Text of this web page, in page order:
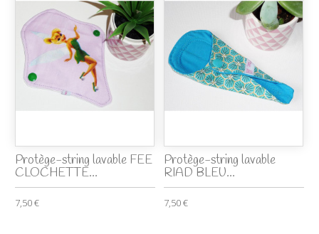
Protège-string lavable FEE
CLOCHETTE...
7,50 €
Protège-string lavable
RIAD BLEU...
7,50 €